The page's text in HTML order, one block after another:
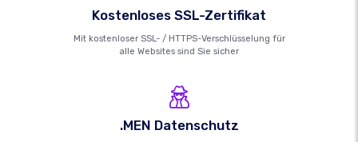
Kostenloses SSL-Zertifikat
Mit kostenloser SSL- / HTTPS-Verschlüsselung für
alle Websites sind Sie sicher
.MEN Datenschutz